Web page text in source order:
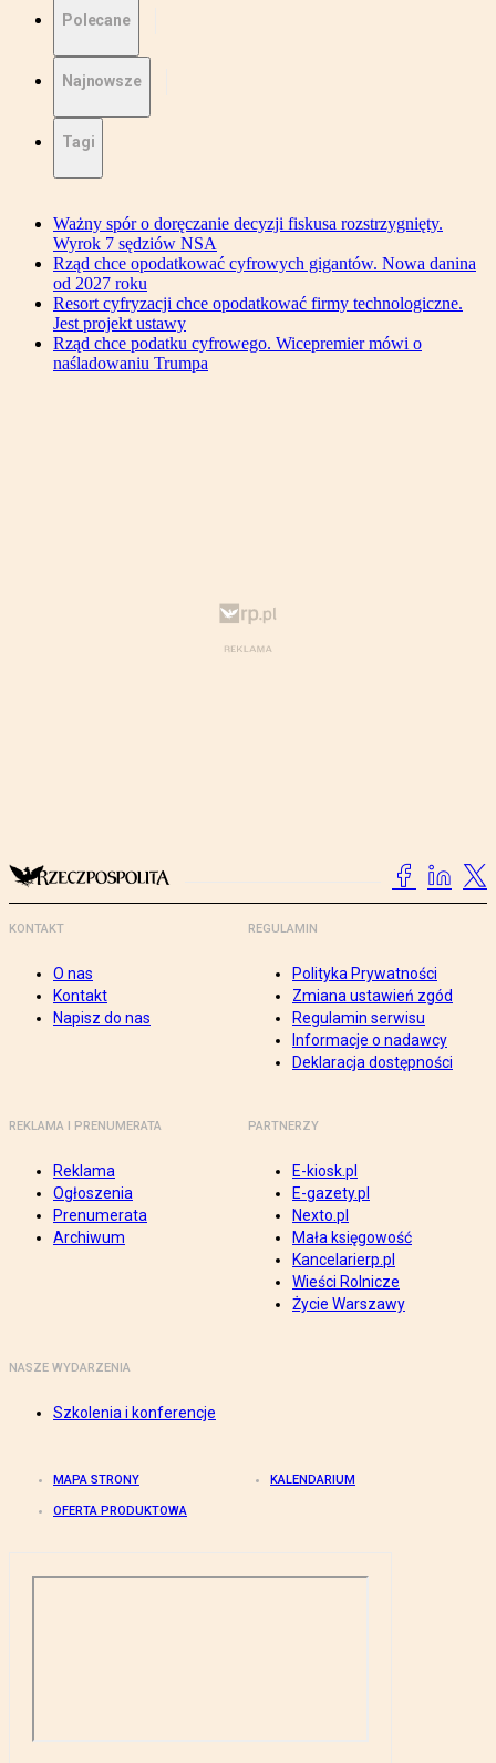
Polecane
Najnowsze
Tagi
Ważny spór o doręczanie decyzji fiskusa rozstrzygnięty.
Wyrok 7 sędziów NSA
Rząd chce opodatkować cyfrowych gigantów. Nowa danina
od 2027 roku
Resort cyfryzacji chce opodatkować firmy technologiczne.
Jest projekt ustawy
Rząd chce podatku cyfrowego. Wicepremier mówi o
naśladowaniu Trumpa
KONTAKT
O nas
Kontakt
Napisz do nas
REGULAMIN
Polityka Prywatności
Zmiana ustawień zgód
Regulamin serwisu
Informacje o nadawcy
Deklaracja dostępności
REKLAMA I PRENUMERATA
Reklama
Ogłoszenia
Prenumerata
Archiwum
PARTNERZY
E-kiosk.pl
E-gazety.pl
Nexto.pl
Mała księgowość
Kancelarierp.pl
Wieści Rolnicze
Życie Warszawy
NASZE WYDARZENIA
Szkolenia i konferencje
MAPA STRONY KALENDARIUM
OFERTA PRODUKTOWA